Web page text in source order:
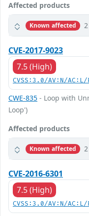
Affected products
Known affected
CVE-2017-9023
7.5 (High)
CVSS:3.0/AV:N/
CWE-835 - Loop with
Loop')
Affected products
Known affected
CVE-2016-6301
7.5 (High)
CVSS:3.0/AV:N/